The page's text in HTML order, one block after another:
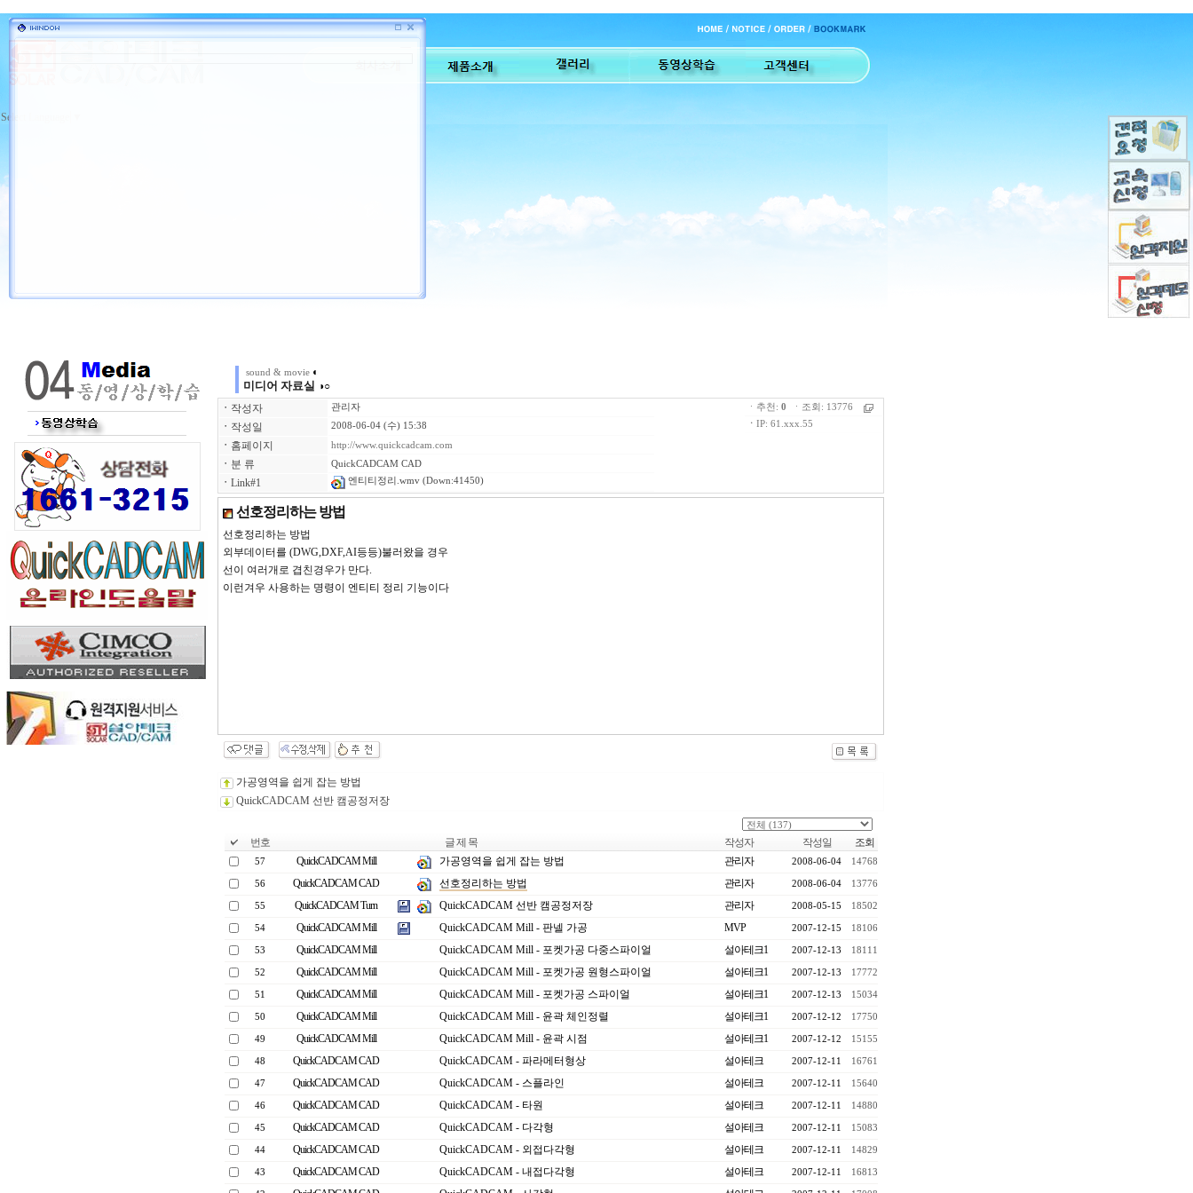
Select Language
sound & movie ◐
미디어 자료실 ◑○
ㆍ 작성자 관리자
ㆍ 작성일 2008-06-04 (수) 15:38
ㆍ 홈페이지 http://www.quickcadcam.com
ㆍ 분 류 QuickCADCAM CAD
ㆍ Link#1 엔티티정리.wmv (Down:41450)
ㆍ추천: 0 ㆍ조회: 13776
ㆍ IP: 61.xxx.55
선호정리하는 방법
선호정리하는 방법
외부데이터를 (DWG,DXF,AI등등)불러왔을 경우
선이 여러개로 겹친경우가 만다.
이런겨우 사용하는 명령이 엔티티 정리 기능이다
가공영역을 쉽게 잡는 방법
QuickCADCAM 선반 캠공정저장
번호 글 제 목 작성자 작성일 조회
57 QuickCADCAM Mill 가공영역을 쉽게 잡는 방법 관리자 2008-06-04 14768
56 QuickCADCAM CAD 선호정리하는 방법 관리자 2008-06-04 13776
55 QuickCADCAM Turn QuickCADCAM 선반 캠공정저장 관리자 2008-05-15 18502
54 QuickCADCAM Mill QuickCADCAM Mill - 판넬 가공 MVP 2007-12-15 18106
53 QuickCADCAM Mill QuickCADCAM Mill - 포켓가공 다중스파이얼 설아테크1 2007-12-13 18111
52 QuickCADCAM Mill QuickCADCAM Mill - 포켓가공 원형스파이얼 설아테크1 2007-12-13 17772
51 QuickCADCAM Mill QuickCADCAM Mill - 포켓가공 스파이얼 설아테크1 2007-12-13 15034
50 QuickCADCAM Mill QuickCADCAM Mill - 윤곽 체인정렬 설아테크1 2007-12-12 17750
49 QuickCADCAM Mill QuickCADCAM Mill - 윤곽 시점 설아테크1 2007-12-12 15155
48 QuickCADCAM CAD QuickCADCAM - 파라메터형상 설아테크 2007-12-11 16761
47 QuickCADCAM CAD QuickCADCAM - 스플라인 설아테크 2007-12-11 15640
46 QuickCADCAM CAD QuickCADCAM - 타원 설아테크 2007-12-11 14880
45 QuickCADCAM CAD QuickCADCAM - 다각형 설아테크 2007-12-11 15083
44 QuickCADCAM CAD QuickCADCAM - 외접다각형 설아테크 2007-12-11 14829
43 QuickCADCAM CAD QuickCADCAM - 내접다각형 설아테크 2007-12-11 16813